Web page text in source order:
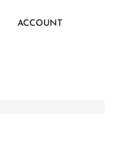
ACCOUNT